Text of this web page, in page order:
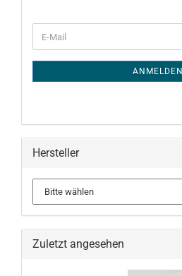
ZUR
E-
Mail
ANMELDEN
Hersteller
Zuletzt angesehen